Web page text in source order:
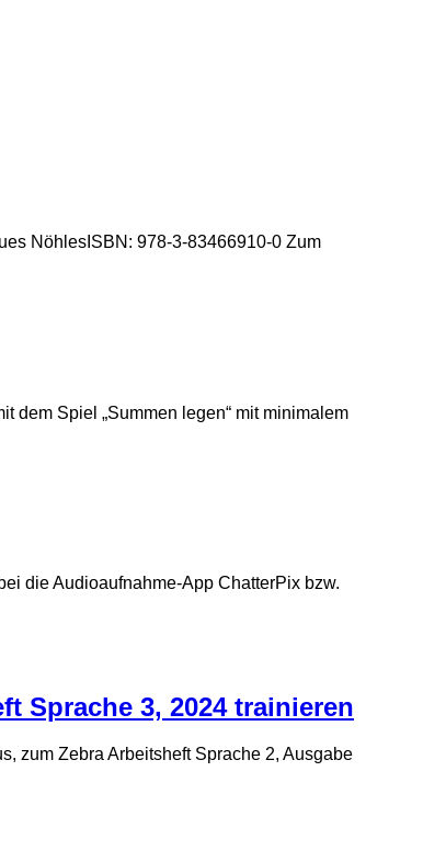
NöhlesISBN: 978-3-83466910-0 Zum
dem Spiel „Summen legen“ mit minimalem
die Audioaufnahme-App ChatterPix bzw.
Sprache 3, 2024 trainieren
zum Zebra Arbeitsheft Sprache 2, Ausgabe